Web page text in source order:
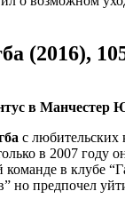
(2016),
в Манчестер
с любительских
в 2007 году
в клубе
но предпочел